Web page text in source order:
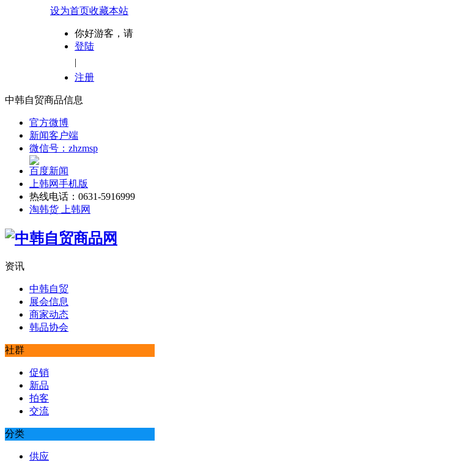
设为首页收藏本站
你好游客，请
登陆
|
注册
中韩自贸商品信息
官方微博
新闻客户端
微信号：zhzmsp
百度新闻
上韩网手机版
热线电话：0631-5916999
淘韩货 上韩网
资讯
中韩自贸
展会信息
商家动态
韩品协会
社群
促销
新品
拍客
交流
分类
供应